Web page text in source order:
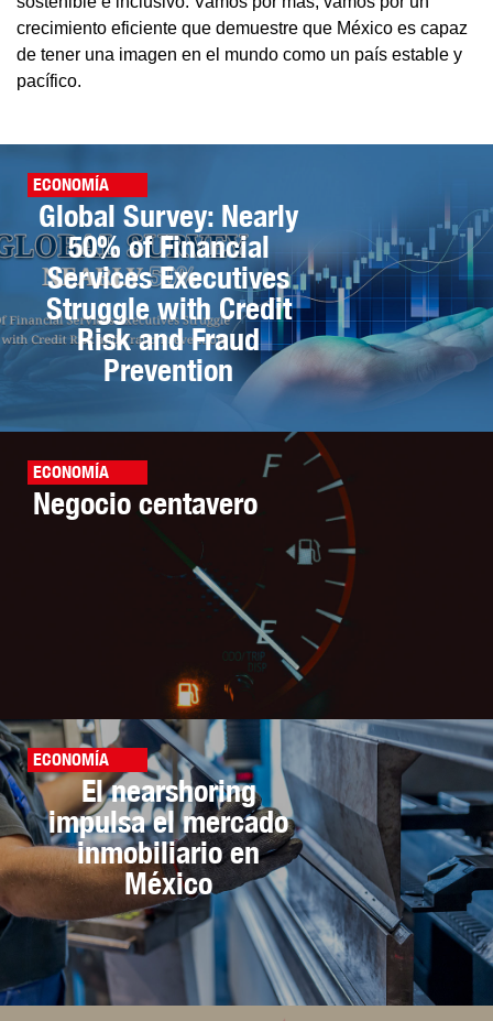
crecimiento eficiente que demuestre que México es capaz
de tener una imagen en el mundo como un país estable y
pacífico.
ECONOMÍA
Global Survey: Nearly
50% of Financial
Services Executives
Struggle with Credit
Risk and Fraud
Prevention
ECONOMÍA
Negocio centavero
ECONOMÍA
El nearshoring
impulsa el mercado
inmobiliario en
México